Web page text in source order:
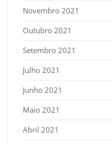
Novembro 2021
Outubro 2021
Setembro 2021
Julho 2021
Junho 2021
Maio 2021
Abril 2021